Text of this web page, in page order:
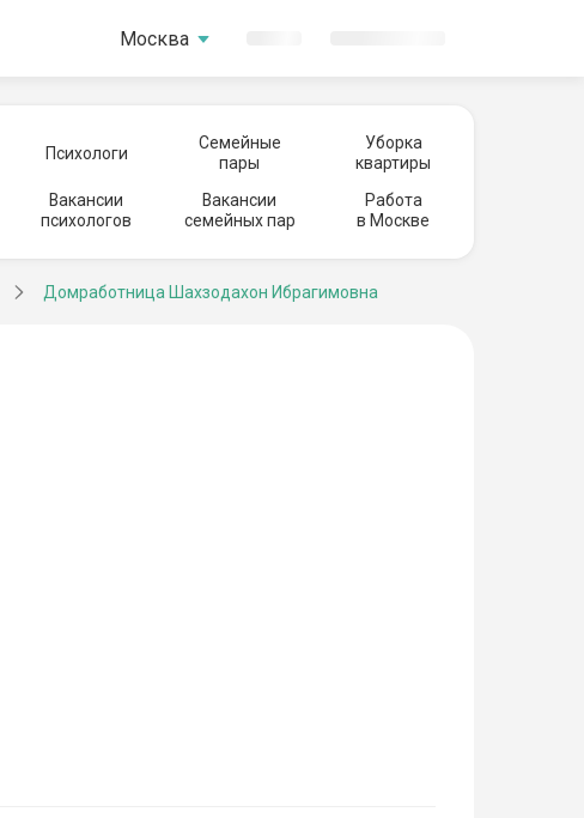
Москва
Психологи
Семейные
пары
Уборка
квартиры
Вакансии
психологов
Вакансии
семейных пар
Работа
в Москве
Домработница Шахзодахон Ибрагимовна